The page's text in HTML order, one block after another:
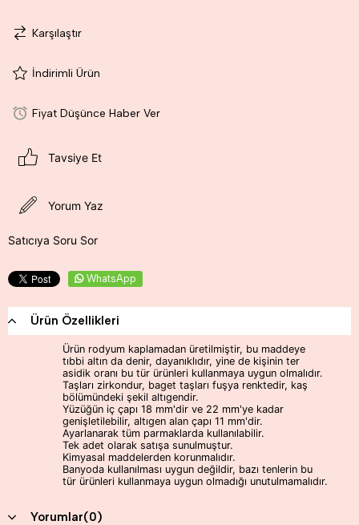
Karşılaştır
İndirimli Ürün
Fiyat Düşünce Haber Ver
Tavsiye Et
Yorum Yaz
Satıcıya Soru Sor
WhatsApp
Ürün Özellikleri
Ürün rodyum kaplamadan üretilmiştir, bu maddeye
tıbbi altın da denir, dayanıklıdır, yine de kişinin ter
asidik oranı bu tür ürünleri kullanmaya uygun olmalıdır.
Taşları zirkondur, baget taşları fuşya renktedir, kaş
bölümündeki şekil altıgendir.
Yüzüğün iç çapı 18 mm'dir ve 22 mm'ye kadar
genişletilebilir, altıgen alan çapı 11 mm'dir.
Ayarlanarak tüm parmaklarda kullanılabilir.
Tek adet olarak satışa sunulmuştur.
Kimyasal maddelerden korunmalıdır.
Banyoda kullanılması uygun değildir, bazı tenlerin bu
tür ürünleri kullanmaya uygun olmadığı unutulmamalıdır.
Yorumlar(0)